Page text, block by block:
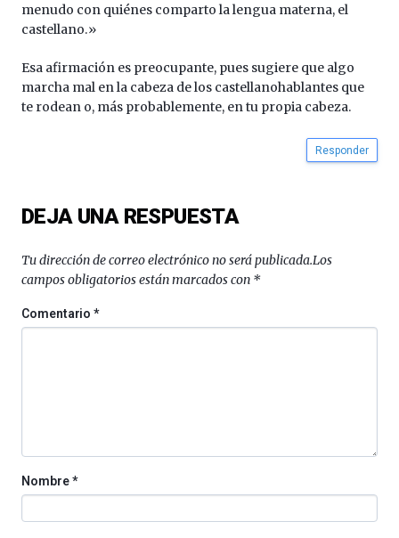
menudo con quiénes comparto la lengua materna, el
castellano.»
Esa afirmación es preocupante, pues sugiere que algo
marcha mal en la cabeza de los castellanohablantes que
te rodean o, más probablemente, en tu propia cabeza.
Responder
DEJA UNA RESPUESTA
Tu dirección de correo electrónico no será publicada.Los
campos obligatorios están marcados con *
Comentario*
Nombre*